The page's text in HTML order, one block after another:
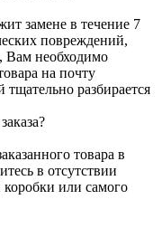
замене в течение 7
повреждений,
Вам необходимо
на почту
разбирается
товара в
в отсутствии
или самого